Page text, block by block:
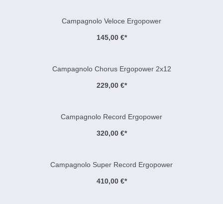
Campagnolo Veloce Ergopower
145,00 €*
Campagnolo Chorus Ergopower 2x12
229,00 €*
Campagnolo Record Ergopower
320,00 €*
Campagnolo Super Record Ergopower
410,00 €*